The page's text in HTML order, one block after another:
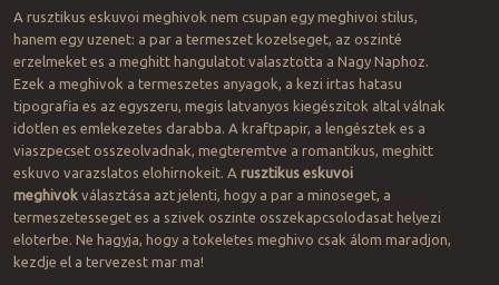
A rusztikus eskuvoi meghivok nem csupan egy meghivoi stilus,
hanem egy uzenet: a par a termeszet kozelseget, az oszinté
erzelmeket es a meghitt hangulatot valasztotta a Nagy Naphoz.
Ezek a meghivok a termeszetes anyagok, a kezi irtas hatasu
tipografia es az egyszeru, megis latvanyos kiegészitok altal válnak
idotlen es emlekezetes darabba. A kraftpapir, a lengésztek es a
viaszpecset osszeolvadnak, megteremtve a romantikus, meghitt
eskuvo varazslatos elohirnokeit. A rusztikus eskuvoi
meghivokválasztása azt jelenti, hogy a par a minoseget, a
termeszetesseget es a szivek oszinte osszekapcsolodasat helyezi
eloterbe. Ne hagyja, hogy a tokeletes meghivo csak álom maradjon,
kezdje el a tervezest mar ma!